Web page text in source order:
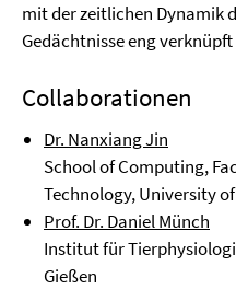
mit der zeitlichen Dynamik
Gedächtnisse eng
Collaborationen
Dr. Nanxiang Jin
School of Computing,
Technology, University
Prof. Dr. Daniel Münch
Institut für
Gießen